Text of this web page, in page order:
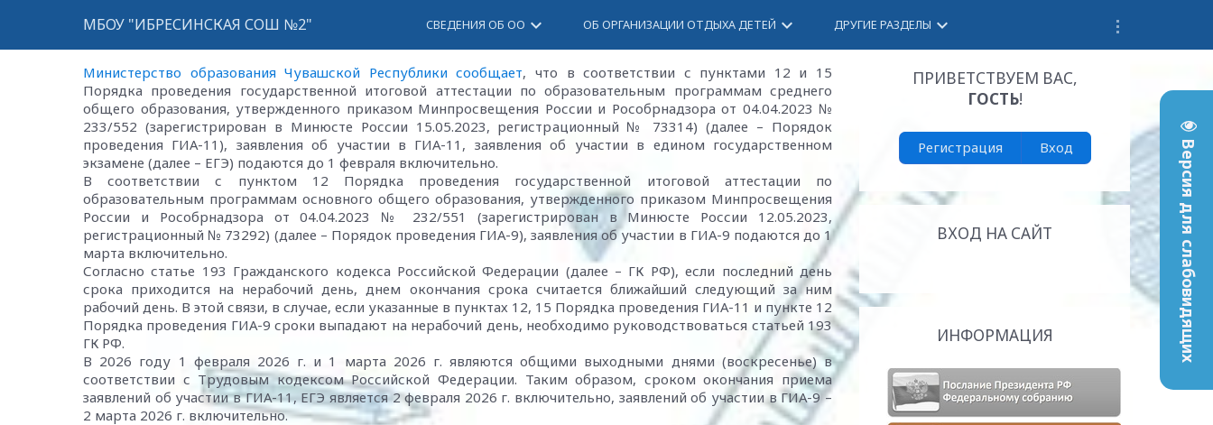
Версия для слабовидящих
МБОУ "ИБРЕСИНСКАЯ СОШ №2" СВЕДЕНИЯ ОБ ОО keyboard_arrow_down ОБ ОРГАНИЗАЦИИ ОТДЫХА ДЕТЕЙ keyboard_arrow_down ДРУГИЕ РАЗДЕЛЫ keyboard_arrow_down
Министерство образования Чувашской Республики сообщает, что в соответствии с пунктами 12 и 15
Порядка проведения государственной итоговой аттестации по образовательным программам среднего
общего образования, утвержденного приказом Минпросвещения России и Рособрнадзора от 04.04.2023 №
233/552 (зарегистрирован в Минюсте России 15.05.2023, регистрационный № 73314) (далее – Порядок
проведения ГИА-11), заявления об участии в ГИА-11, заявления об участии в едином государственном
экзамене (далее – ЕГЭ) подаются до 1 февраля включительно.
В соответствии с пунктом 12 Порядка проведения государственной итоговой аттестации по
образовательным программам основного общего образования, утвержденного приказом Минпросвещения
России и Рособрнадзора от 04.04.2023 № 232/551 (зарегистрирован в Минюсте России 12.05.2023,
регистрационный № 73292) (далее – Порядок проведения ГИА-9), заявления об участии в ГИА-9 подаются до 1
марта включительно.
Согласно статье 193 Гражданского кодекса Российской Федерации (далее – ГК РФ), если последний день
срока приходится на нерабочий день, днем окончания срока считается ближайший следующий за ним
рабочий день. В этой связи, в случае, если указанные в пунктах 12, 15 Порядка проведения ГИА-11 и пункте 12
Порядка проведения ГИА-9 сроки выпадают на нерабочий день, необходимо руководствоваться статьей 193
ГК РФ.
В 2026 году 1 февраля 2026 г. и 1 марта 2026 г. являются общими выходными днями (воскресенье) в
соответствии с Трудовым кодексом Российской Федерации. Таким образом, сроком окончания приема
заявлений об участии в ГИА-11, ЕГЭ является 2 февраля 2026 г. включительно, заявлений об участии в ГИА-9 –
2 марта 2026 г. включительно.
ПРИВЕТСТВУЕМ ВАС,
ГОСТЬ!
Регистрация Вход
ВХОД НА САЙТ
ИНФОРМАЦИЯ